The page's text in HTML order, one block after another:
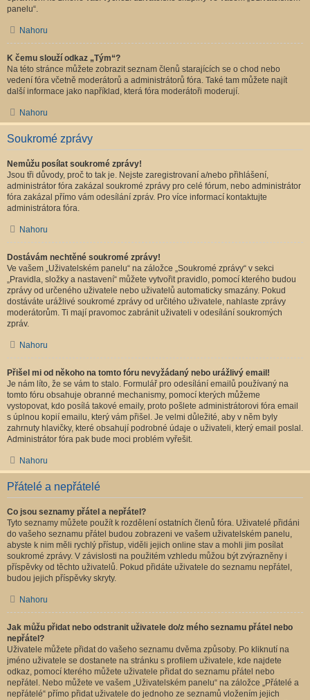
panelu“.
Nahoru
K čemu slouží odkaz „Tým“?
Na této stránce můžete zobrazit seznam členů starajících se o chod nebo
vedení fóra včetně moderátorů a administrátorů fóra. Také tam můžete najít
další informace jako například, která fóra moderátoři moderují.
Nahoru
Soukromé zprávy
Nemůžu posílat soukromé zprávy!
Jsou tři důvody, proč to tak je. Nejste zaregistrovaní a/nebo přihlášení,
administrátor fóra zakázal soukromé zprávy pro celé fórum, nebo administrátor
fóra zakázal přímo vám odesílání zpráv. Pro více informací kontaktujte
administrátora fóra.
Nahoru
Dostávám nechtěné soukromé zprávy!
Ve vašem „Uživatelském panelu“ na záložce „Soukromé zprávy“ v sekci
„Pravidla, složky a nastavení“ můžete vytvořit pravidlo, pomocí kterého budou
zprávy od určeného uživatele nebo uživatelů automaticky smazány. Pokud
dostáváte urážlivé soukromé zprávy od určitého uživatele, nahlaste zprávy
moderátorům. Ti mají pravomoc zabránit uživateli v odesílání soukromých
zpráv.
Nahoru
Přišel mi od někoho na tomto fóru nevyžádaný nebo urážlivý email!
Je nám líto, že se vám to stalo. Formulář pro odesílání emailů používaný na
tomto fóru obsahuje obranné mechanismy, pomocí kterých můžeme
vystopovat, kdo posílá takové emaily, proto pošlete administrátorovi fóra email
s úplnou kopií emailu, který vám přišel. Je velmi důležité, aby v něm byly
zahrnuty hlavičky, které obsahují podrobné údaje o uživateli, který email poslal.
Administrátor fóra pak bude moci problém vyřešit.
Nahoru
Přátelé a nepřátelé
Co jsou seznamy přátel a nepřátel?
Tyto seznamy můžete použít k rozdělení ostatních členů fóra. Uživatelé přidáni
do vašeho seznamu přátel budou zobrazeni ve vašem uživatelském panelu,
abyste k nim měli rychlý přístup, viděli jejich online stav a mohli jim posílat
soukromé zprávy. V závislosti na použitém vzhledu můžou být zvýrazněny i
příspěvky od těchto uživatelů. Pokud přidáte uživatele do seznamu nepřátel,
budou jejich příspěvky skryty.
Nahoru
Jak můžu přidat nebo odstranit uživatele do/z mého seznamu přátel nebo
nepřátel?
Uživatele můžete přidat do vašeho seznamu dvěma způsoby. Po kliknutí na
jméno uživatele se dostanete na stránku s profilem uživatele, kde najdete
odkaz, pomocí kterého můžete uživatele přidat do seznamu přátel nebo
nepřátel. Nebo můžete ve vašem „Uživatelském panelu“ na záložce „Přátelé a
nepřátelé“ přímo přidat uživatele do jednoho ze seznamů vložením jejich